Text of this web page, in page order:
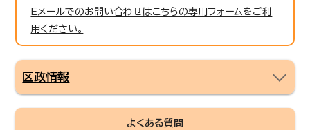
Eメールでのお問い合わせはこちらの専用フォームをご利
用ください。
区政情報
よくある質問